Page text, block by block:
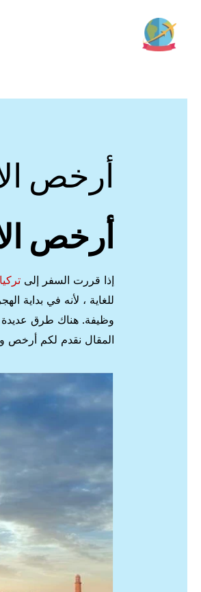
المحتوى
أرخص
أرخص
إذا قررت السفر إلى تركيا
للغاية ، لأنه في بداية
وظيفة. هناك طرق عديدة
المقال نقدم لكم أرخص